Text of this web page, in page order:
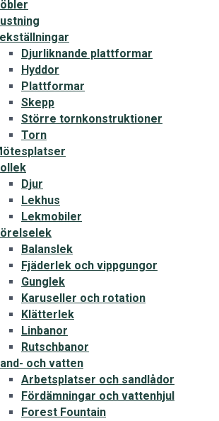
Djurliknande plattformar
Hyddor
Plattformar
Skepp
Större tornkonstruktioner
Torn
Djur
Lekhus
Lekmobiler
Balanslek
Fjäderlek och vippgungor
Gunglek
Karuseller och rotation
Klätterlek
Linbanor
Rutschbanor
och vatten
Arbetsplatser och sandlådor
Fördämningar och vattenhjul
Forest Fountain